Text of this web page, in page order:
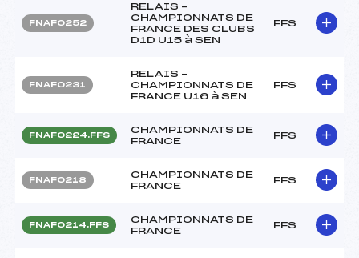
FNAF0252
RELAIS –
CHAMPIONNATS DE
FRANCE DES CLUBS
D1D U15 à SEN
FFS
FNAF0231
RELAIS –
CHAMPIONNATS DE
FRANCE U16 à SEN
FFS
FNAF0224.FFS
CHAMPIONNATS DE
FRANCE
FFS
FNAF0218
CHAMPIONNATS DE
FRANCE
FFS
FNAF0214.FFS
CHAMPIONNATS DE
FRANCE
FFS